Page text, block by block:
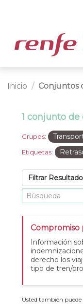
Inicio Conjuntos
1 conjunto
Grupos:
Etiquetas:
Filtrar
Información
derecho los
tipo de tren/
Usted también